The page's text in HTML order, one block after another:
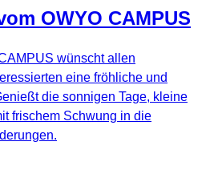
OWYO CAMPUS
wünscht allen
eine fröhliche und
die sonnigen Tage, kleine
frischem Schwung in die